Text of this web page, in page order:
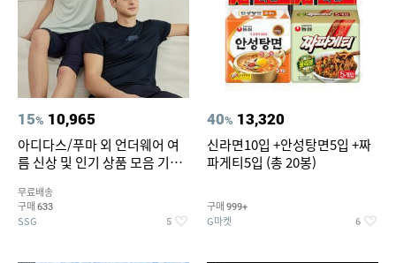
15% 10,965
아디다스/푸마 외 언더웨어 여
름 신상 및 인기 상품 모음 기획
무료배송
구매 633
SSG 5
40% 13,320
신라면10입 +안성탕면5입 +짜
파게티5입 (총 20봉)
구매 999+
G마켓 6